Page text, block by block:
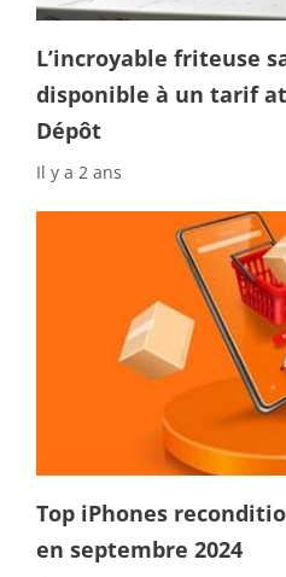
L’incroyable friteuse
disponible à un tarif
Dépôt
Il y a 2 ans
Top iPhones
en septembre 2024